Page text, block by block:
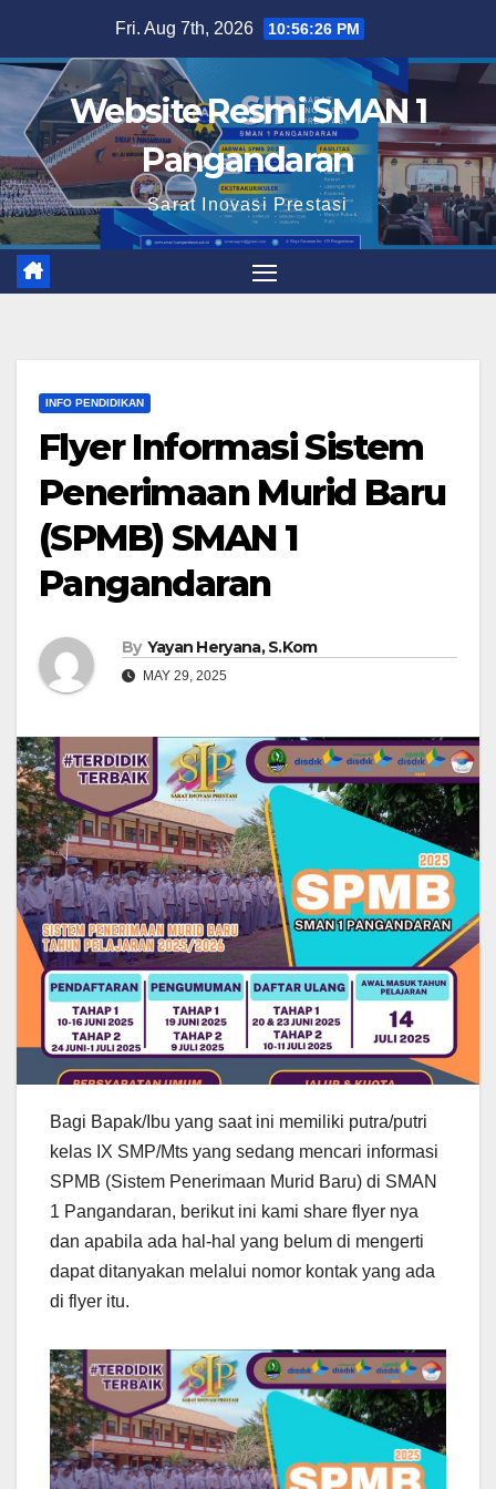
content
Fri. Aug 7th, 2026 10:56:27 PM
Website Resmi SMAN 1
Pangandaran
Sarat Inovasi Prestasi
INFO PENDIDIKAN
Flyer Informasi Sistem
Penerimaan Murid Baru
(SPMB) SMAN 1
Pangandaran
By Yayan Heryana, S.Kom
MAY 29, 2025
Bagi Bapak/Ibu yang saat ini memiliki putra/putri
kelas IX SMP/Mts yang sedang mencari informasi
SPMB (Sistem Penerimaan Murid Baru) di SMAN
1 Pangandaran, berikut ini kami share flyer nya
dan apabila ada hal-hal yang belum di mengerti
dapat ditanyakan melalui nomor kontak yang ada
di flyer itu.